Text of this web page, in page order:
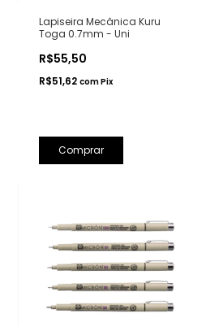
Lapiseira Mecânica Kuru
Toga 0.7mm - Uni
R$55,50
R$51,62 comPix
Comprar